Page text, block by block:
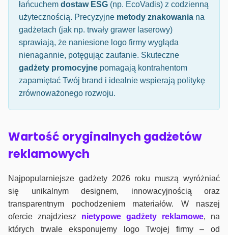
łańcuchem dostaw ESG (np. EcoVadis) z codzienną
użytecznością. Precyzyjne metody znakowania na
gadżetach (jak np. trwały grawer laserowy)
sprawiają, że naniesione logo firmy wygląda
nienagannie, potęgując zaufanie. Skuteczne
gadżety promocyjne pomagają kontrahentom
zapamiętać Twój brand i idealnie wspierają politykę
zrównoważonego rozwoju.
Wartość oryginalnych gadżetów
reklamowych
Najpopularniejsze gadżety 2026 roku muszą wyróżniać
się unikalnym designem, innowacyjnością oraz
transparentnym pochodzeniem materiałów. W naszej
ofercie znajdziesz nietypowe gadżety reklamowe, na
których trwale eksponujemy logo Twojej firmy – od